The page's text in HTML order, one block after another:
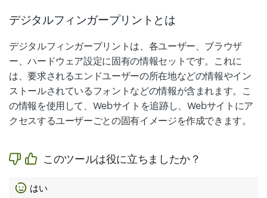
デジタルフィンガープリントとは
デジタルフィンガープリントは、各ユーザー、ブラウザ
ー、ハードウェア設定に固有の情報セットです。これに
は、要求されるエンドユーザーの所在地などの情報やイン
ストールされているフォントなどの情報が含まれます。こ
の情報を使用して、Webサイトを追跡し、Webサイトにア
クセスするユーザーごとの固有イメージを作成できます。
このツールは役に立ちましたか？
はい